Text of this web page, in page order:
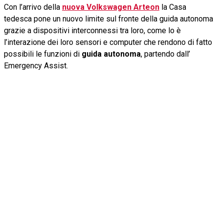
Con l’arrivo della nuova Volkswagen Arteon la Casa
tedesca pone un nuovo limite sul fronte della guida autonoma
grazie a dispositivi interconnessi tra loro, come lo è
l’interazione dei loro sensori e computer che rendono di fatto
possibili le funzioni di guida autonoma, partendo dall’
Emergency Assist.